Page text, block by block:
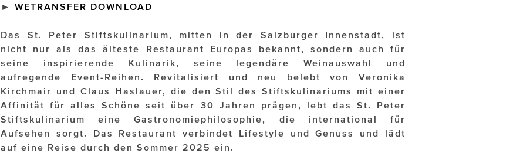
► WETRANSFER DOWNLOAD
Das St. Peter Stiftskulinarium, mitten in der Salzburger Innenstadt, ist
nicht nur als das älteste Restaurant Europas bekannt, sondern auch für
seine inspirierende Kulinarik, seine legendäre Weinauswahl und
aufregende Event-Reihen. Revitalisiert und neu belebt von Veronika
Kirchmair und Claus Haslauer, die den Stil des Stiftskulinariums mit einer
Affinität für alles Schöne seit über 30 Jahren prägen, lebt das St. Peter
Stiftskulinarium eine Gastronomiephilosophie, die international für
Aufsehen sorgt. Das Restaurant verbindet Lifestyle und Genuss und lädt
auf eine Reise durch den Sommer 2025 ein.